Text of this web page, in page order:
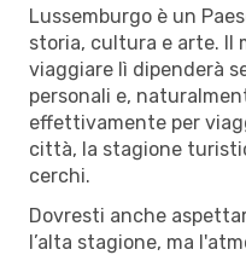
Lussemburgo è un
storia, cultura e arte. Il
viaggiare lì dipenderà
personali e,
effettivamente per
città, la stagione
cerchi.
Dovresti anche
l’alta stagione, ma